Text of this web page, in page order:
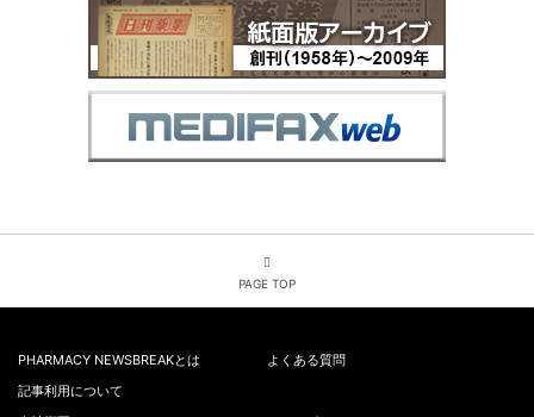
PAGE TOP
PHARMACY NEWSBREAKとは
よくある質問
記事利用について